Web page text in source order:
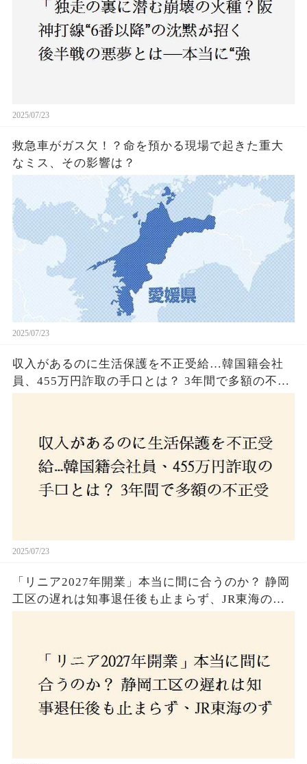
2025/07/23
救急車がガス欠！？命を預かる現場で起きた重大
なミス、その影響は？
2025/07/23
収入があるのに生活保護を不正受給…韓国籍会社
員、455万円詐取の手口とは？ 3年間で多額の不正
2025/07/23
「リニア2027年開業」本当に間に合うのか？ 静岡
工区の遅れは知事退任後も止まらず、JR東海のず